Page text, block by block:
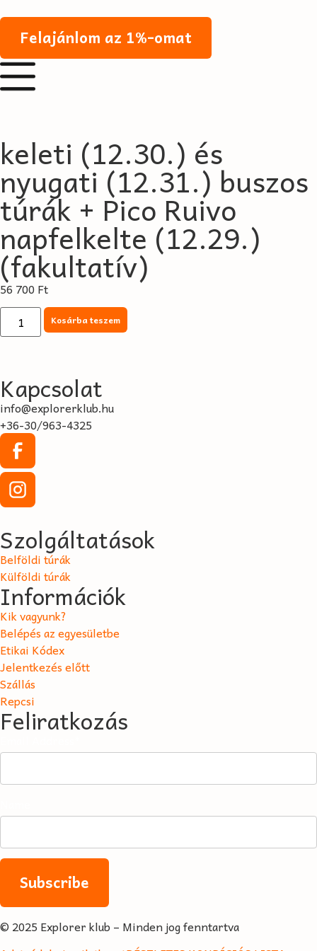
Felajánlom az 1%-omat
keleti (12.30.) és
nyugati (12.31.) buszos
túrák + Pico Ruivo
napfelkelte (12.29.)
(fakultatív)
56 700 Ft
Kosárba teszem
Kapcsolat
info@explorerklub.hu
+36-30/963-4325
Szolgáltatások
Belföldi túrák
Külföldi túrák
Információk
Kik vagyunk?
Belépés az egyesületbe
Etikai Kódex
Jelentkezés előtt
Szállás
Repcsi
Feliratkozás
© 2025 Explorer klub – Minden jog fenntartva